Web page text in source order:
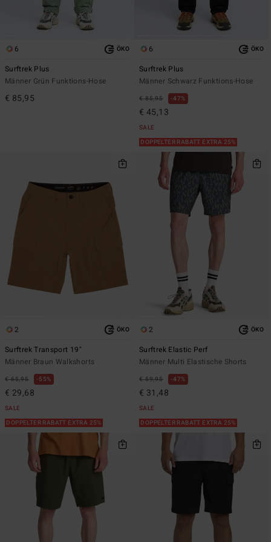
6 ÖKO
Surftrek Plus
Männer Grün Funktions-Hose
€ 85,95
6 ÖKO
Surftrek Plus
Männer Schwarz Funktions-Hose
€ 85,95 47%
€ 45,13
SALE
DOPPELTER RABATT EXTRA 25%
2 ÖKO
Surftrek Transport 19"
Männer Braun Walkshorts
€ 65,95 55%
€ 29,68
SALE
DOPPELTER RABATT EXTRA 25%
2 ÖKO
Surftrek Elastic Perf
Männer Multi Elastische Shorts
€ 59,95 47%
€ 31,48
SALE
DOPPELTER RABATT EXTRA 25%